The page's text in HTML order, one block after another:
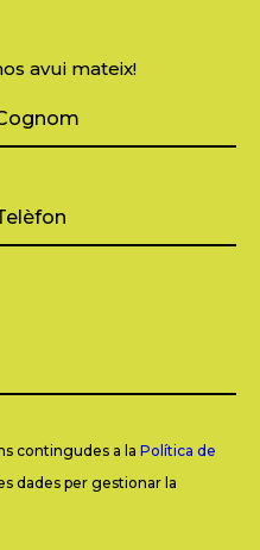
avui mateix!
contingudes a la Política de
dades per gestionar la